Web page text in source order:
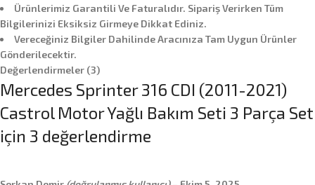
Ürünlerimiz Garantili Ve Faturalıdır. Sipariş Verirken Tüm
Bilgilerinizi Eksiksiz Girmeye Dikkat Ediniz.
Vereceğiniz Bilgiler Dahilinde Aracınıza Tam Uygun Ürünler
Gönderilecektir.
Değerlendirmeler (3)
Mercedes Sprinter 316 CDI (2011-2021)
Castrol Motor Yağlı Bakım Seti 3 Parça Set
için 3 değerlendirme